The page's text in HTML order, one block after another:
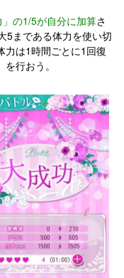
の1/5が自分に加算さ
5まである体力を使い切
力は1時間ごとに1回復
行おう。